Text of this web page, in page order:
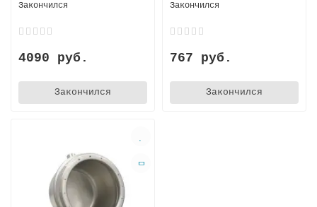
Закончился
4090 руб.
Закончился
Закончился
767 руб.
Закончился